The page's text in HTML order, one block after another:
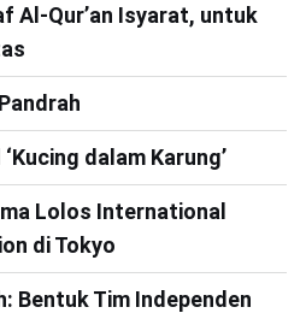
Al-Qur’an Isyarat, untuk
dalam Karung’
Lolos International
di Tokyo
Bentuk Tim Independen